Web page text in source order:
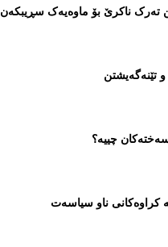
تەرک ناکرێ بۆ ماوەیەک سڕیبکەن
و تێنەگەیشتن
چییە؟
کراوەکانی ناو سیاسەت